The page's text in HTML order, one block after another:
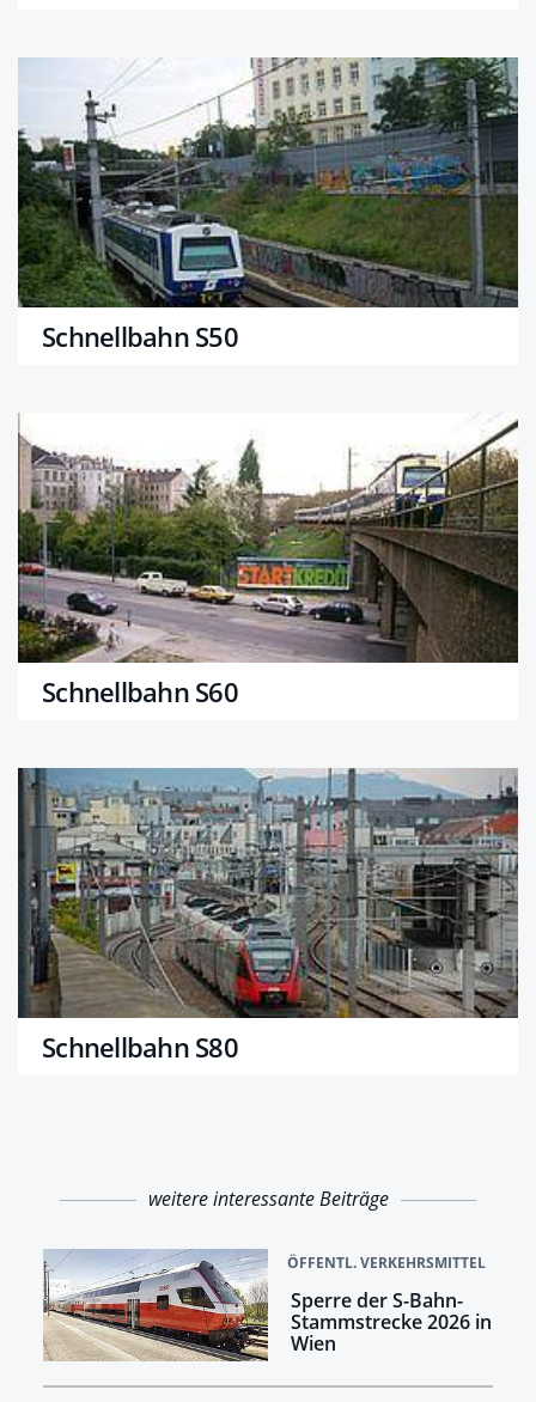
Schnellbahn S50
Schnellbahn S60
Schnellbahn S80
weitere interessante Beiträge
ÖFFENTL. VERKEHRSMITTEL
Sperre der S-Bahn-
Stammstrecke 2026 in
Wien